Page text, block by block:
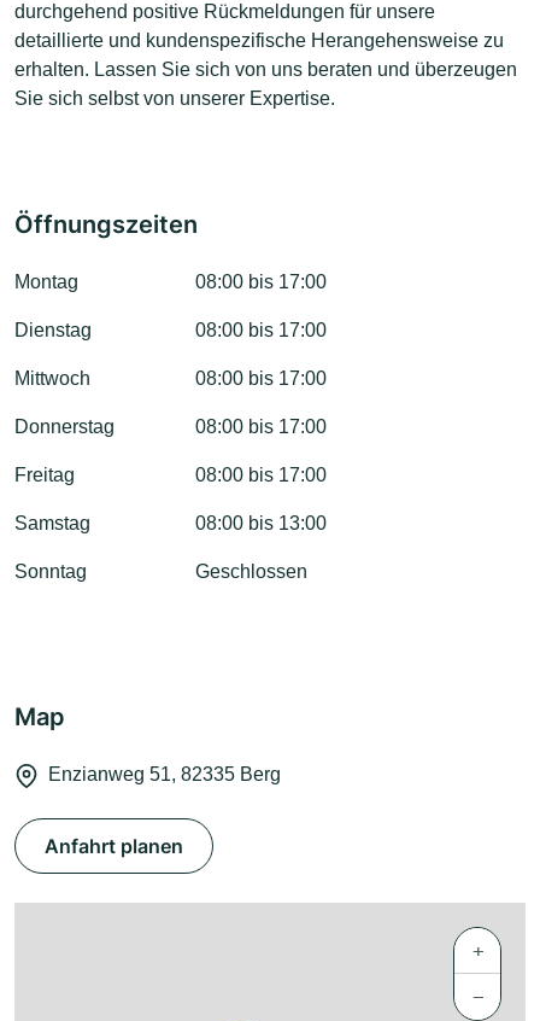
durchgehend positive Rückmeldungen für unsere
detaillierte und kundenspezifische Herangehensweise zu
erhalten. Lassen Sie sich von uns beraten und überzeugen
Sie sich selbst von unserer Expertise.
Öffnungszeiten
Montag 08:00 bis 17:00
Dienstag 08:00 bis 17:00
Mittwoch 08:00 bis 17:00
Donnerstag 08:00 bis 17:00
Freitag 08:00 bis 17:00
Samstag 08:00 bis 13:00
Sonntag Geschlossen
Map
Enzianweg 51, 82335 Berg
Anfahrt planen
+
−